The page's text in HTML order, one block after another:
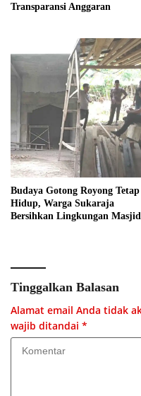
Transparansi Anggaran
Budaya Gotong Royong Tetap
Hidup, Warga Sukaraja
Bersihkan Lingkungan Masjid
Tinggalkan Balasan
Alamat email Anda tidak
wajib ditandai *